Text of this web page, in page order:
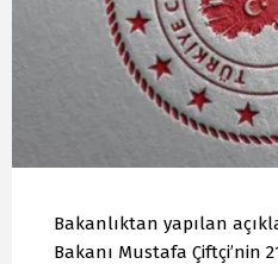
Bakanlıktan yapılan
Bakanı Mustafa Çiftçi’nin